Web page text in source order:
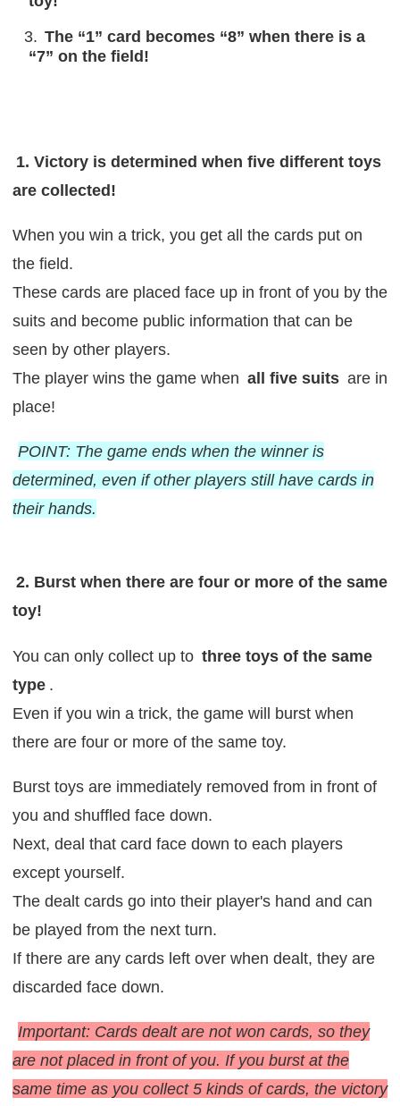
The “1” card becomes “8” when there is a
“7” on the field!
1. Victory is determined when five different toys
are collected!
When you win a trick, you get all the cards put on
the field.
These cards are placed face up in front of you by the
suits and become public information that can be
seen by other players.
The player wins the game when all five suits are in
place!
POINT: The game ends when the winner is
determined, even if other players still have cards in
their hands.
2. Burst when there are four or more of the same
toy!
You can only collect up to three toys of the same
type .
Even if you win a trick, the game will burst when
there are four or more of the same toy.
Burst toys are immediately removed from in front of
you and shuffled face down.
Next, deal that card face down to each players
except yourself.
The dealt cards go into their player's hand and can
be played from the next turn.
If there are any cards left over when dealt, they are
discarded face down.
Important: Cards dealt are not won cards, so they
are not placed in front of you. If you burst at the
same time as you collect 5 kinds of cards, the victory